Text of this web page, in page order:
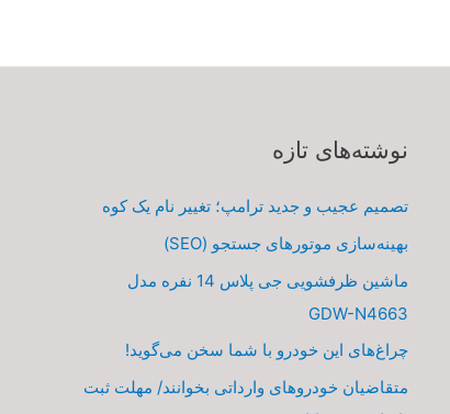
نوشته‌های تازه
تصمیم عجیب و جدید ترامپ؛ تغییر نام یک کوه
بهینه‌سازی موتورهای جستجو (SEO)
ماشین ظرفشویی جی پلاس 14 نفره مدل
GDW-N4663
چراغ‌های این خودرو با شما سخن می‌گوید!
متقاضیان خودروهای وارداتی بخوانند/ مهلت ثبت